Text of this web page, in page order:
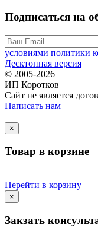
Подписаться на
условиями политики
Десктопная версия
© 2005-2026
ИП Коротков
Сайт не является
Написать нам
×
Товар в корзине
Перейти в корзину
×
Закзать